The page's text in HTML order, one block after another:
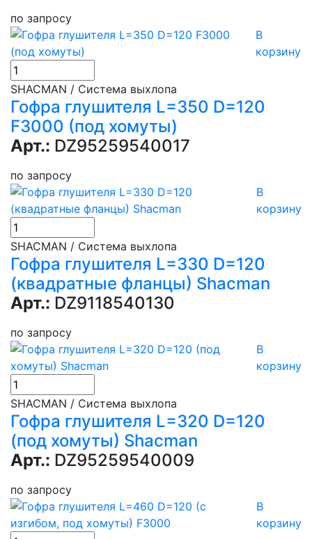
по запросу
В
корзину
SHACMAN / Система выхлопа
Гофра глушителя L=350 D=120
F3000 (под хомуты)
Арт.: DZ95259540017
по запросу
В
корзину
SHACMAN / Система выхлопа
Гофра глушителя L=330 D=120
(квадратные фланцы) Shacman
Арт.: DZ9118540130
по запросу
В
корзину
SHACMAN / Система выхлопа
Гофра глушителя L=320 D=120
(под хомуты) Shacman
Арт.: DZ95259540009
по запросу
В
корзину